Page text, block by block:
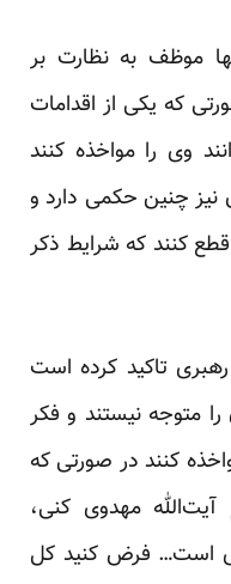
موظف به نظارت بر
که یکی از اقدامات
وی را مواخذه کنند
نیز چنین حکمی دارد و
کنند که شرایط ذکر
تاکید کرده است
متوجه نیستند و فکر
کنند در صورتی که
مهدوی کنی،
است… فرض کنید کل